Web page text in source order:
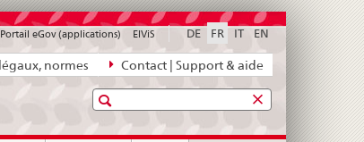
normes Contact | Support & aide
DE FR IT EN
Portail eGov (applications) ElViS
Recherche